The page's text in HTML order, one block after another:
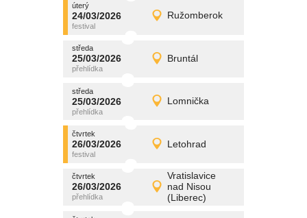
úterý
24/03/2026 Ružomberok
úterý
24/03/2026 Detail
promítání
středa
25/03/2026 Bruntál
středa
25/03/2026 Detail
promítání
středa
25/03/2026 Lomnička
středa
25/03/2026 Detail
promítání
čtvrtek
26/03/2026 Letohrad
čtvrtek
26/03/2026 Detail
promítání
čtvrtek
26/03/2026
Vratislavice
nad Nisou
(Liberec)
čtvrtek
26/03/2026 Detail
promítání